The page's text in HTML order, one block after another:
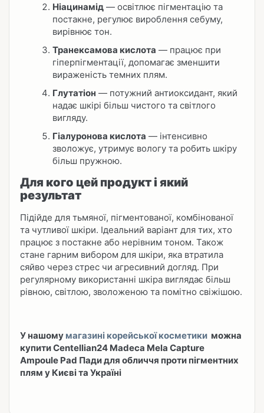
Ніацинамід — освітлює пігментацію та
постакне, регулює вироблення себуму,
вирівнює тон.
Транексамова кислота — працює при
гіперпігментації, допомагає зменшити
вираженість темних плям.
Глутатіон — потужний антиоксидант, який
надає шкірі більш чистого та світлого
вигляду.
Гіалуронова кислота — інтенсивно
зволожує, утримує вологу та робить шкіру
більш пружною.
Для кого цей продукт і який
результат
Підійде для тьмяної, пігментованої, комбінованої
та чутливої шкіри. Ідеальний варіант для тих, хто
працює з постакне або нерівним тоном. Також
стане гарним вибором для шкіри, яка втратила
сяйво через стрес чи агресивний догляд. При
регулярному використанні шкіра виглядає більш
рівною, світлою, зволоженою та помітно свіжішою.
У нашому магазині корейської косметики можна
купити Centellian24 Madeca Mela Capture
Ampoule Pad Пади для обличчя проти пігментних
плям у Києві та Україні